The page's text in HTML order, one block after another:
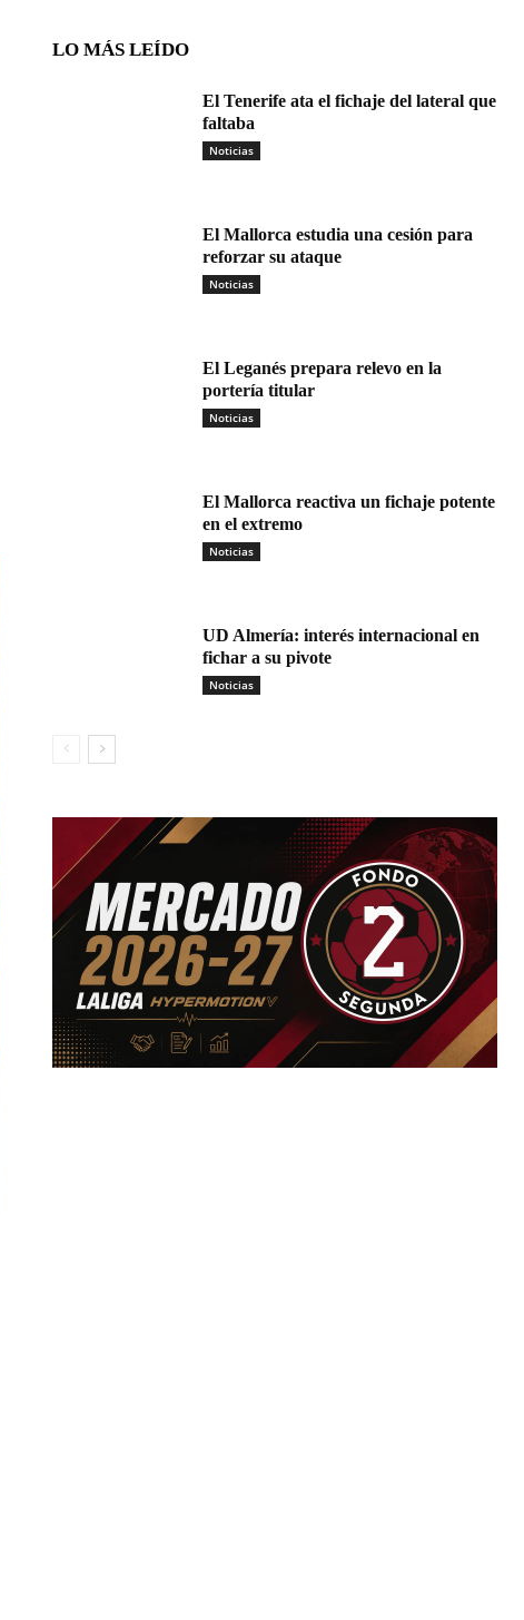
LO MÁS LEÍDO
El Tenerife ata el fichaje del lateral que
faltaba
Noticias
El Mallorca estudia una cesión para
reforzar su ataque
Noticias
El Leganés prepara relevo en la
portería titular
Noticias
El Mallorca reactiva un fichaje potente
en el extremo
Noticias
UD Almería: interés internacional en
fichar a su pivote
Noticias